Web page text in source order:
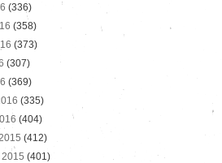
(336)
(358)
(373)
(307)
(369)
(335)
(404)
(412)
(401)